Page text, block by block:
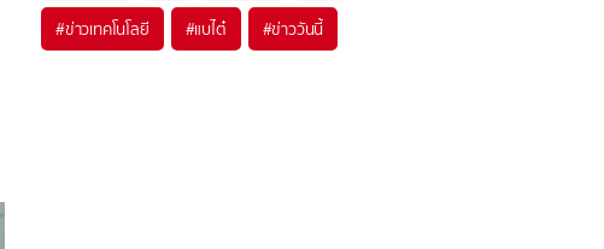
#ข่าวเทคโนโลยี #แบไต๋ #ข่าววันนี้